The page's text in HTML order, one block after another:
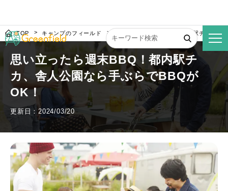
TOP キャンプのフィールド 思い立ったら週末BBQ！都内駅チカ、舎
思い立ったら週末BBQ！都内駅チ
カ、舎人公園なら手ぶらでBBQが
OK！
更新日：2024/03/20